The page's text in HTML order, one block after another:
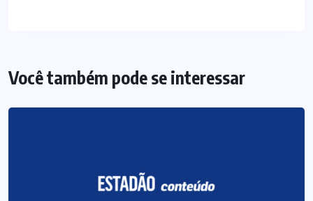
Você também pode se interessar